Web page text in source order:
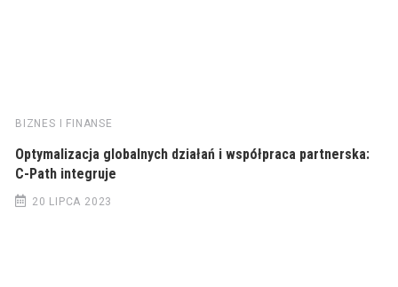
BIZNES I FINANSE
Optymalizacja globalnych działań i współpraca partnerska:
C-Path integruje
20 LIPCA 2023